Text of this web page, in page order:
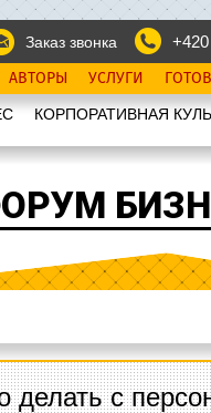
Заказ звонка
АВТОРЫ УСЛУГИ
КОРПОРАТИВНАЯ
делать с